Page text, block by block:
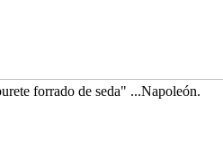
forrado de seda" ...Napoleón.